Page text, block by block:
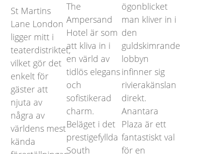
St Martins
Lane London
ligger mitt i
teaterdistriktet,
vilket gör det
enkelt för
gäster att
njuta av
några av
världens mest
kända
The
Ampersand
Hotel är som
att kliva in i
en värld av
tidlös elegans
och
sofistikerad
charm.
Beläget i det
prestigefyllda
South
ögonblicket
man kliver in i
den
guldskimrande
lobbyn
infinner sig
rivierakänslan
direkt.
Anantara
Plaza är ett
fantastiskt val
för en